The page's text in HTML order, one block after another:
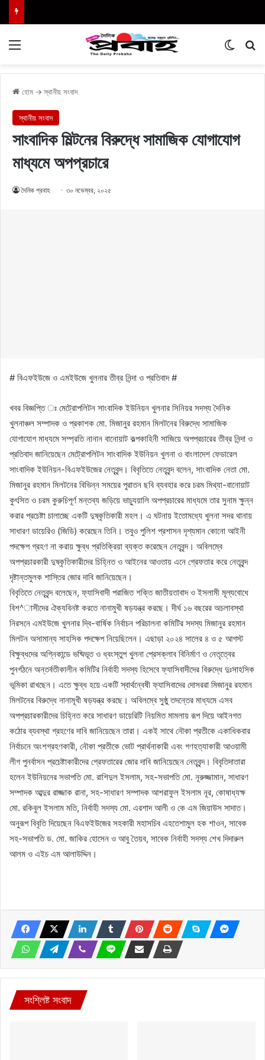
হোম → স্থানীয় সংবাদ
স্থানীয় সংবাদ
সাংবাদিক মিল্টনের বিরুদ্ধে সামাজিক যোগাযোগ
মাধ্যমে অপপ্রচারে
দৈনিক প্রবাহ ৩০ নভেম্বর, ২০২৫
# বিএফইউজে ও এমইউজে খুলনার তীব্র নিন্দা ও প্রতিবাদ #
খবর বিজ্ঞপ্তি ঃ মেট্রোপলিটন সাংবাদিক ইউনিয়ন খুলনার সিনিয়র সদস্য দৈনিক
খুলনাঞ্চল সম্পাদক ও প্রকাশক মো. মিজানুর রহমান মিলটনের বিরুদ্ধে সামাজিক
যোগাযোগ মাধ্যমে সম্প্রতি নানান বানোয়াট কল্পকাহিনী সাজিয়ে অপপ্রচারের তীব্র নিন্দা ও
প্রতিবাদ জানিয়েছেন মেট্রোপলিটন সাংবাদিক ইউনিয়ন খুলনা ও বাংলাদেশ ফেডারেল
সাংবাদিক ইউনিয়ন-বিএফইউজের নেতৃবৃন্দ। বিবৃতিতে নেতৃবৃন্দ বলেন, সাংবাদিক নেতা মো.
মিজানুর রহমান মিলটনের বিভিন্ন সময়ের পুরাতন ছবি ব্যবহার করে চরম মিথ্যা-বানোয়াট
কুৎসিত ও চরম কুরুচিপূর্ণ মন্তব্য জড়িয়ে ভাচ্যুয়ালি অপপ্রচারের মাধ্যমে তার সুনাম ক্ষুন্ন
করার প্রচেষ্টা চালাচ্ছে একটি দুষ্কৃতিকারী মহল। এ ঘটনায় ইতোমধ্যে খুলনা সদর থানায়
সাধারণ ডায়েরিও (জিডি) করেছেন তিনি। তবুও পুলিশ প্রশাসন দৃশ্যমান কোনো আইনী
পদক্ষেপ গ্রহণ না করায় ক্ষুব্ধ প্রতিক্রিয়া ব্যক্ত করেছেন নেতৃবৃন্দ। অবিলম্বে
অপপ্রচারকারী দুষ্কৃতিকারীদের চিহ্নিত ও আইনের আওতায় এনে গ্রেফতার করে নেতৃবৃন্দ
দৃষ্টান্তমুলক শাস্তির জোর দাবি জানিয়েছেন।
বিবৃতিতে নেতৃবৃন্দ বলেছেন, ফ্যাসিবাদী পরাজিত শক্তি জাতীয়তাবাদ ও ইসলামী মূল্যবোধে
বিশ^াসীদের ঐক্যবিনষ্ট করতে নানামুখী ষড়যন্ত্র করছে। দীর্ঘ ১৬ বছরের অচলাবস্থা
নিরসনে এমইউজে খুলনার দ্বি-বার্ষিক নির্বাচন পরিচালনা কমিটির সদস্য মিজানুর রহমান
মিলটন অসামান্য সাহসিক পদক্ষেপ নিয়েছিলেন। এছাড়া ২০২৪ সালের ৪ ও ৫ আগস্ট
বিক্ষুব্ধদের অগ্নিকান্ডে ভষ্মিভূত ও ধ্বংস্তুপ খুলনা প্রেসক্লাব বিনির্মাণ ও নেতৃত্বের
পুনর্গঠনে অন্তর্বতীকালীন কমিটির নির্বাহী সদস্য হিসেবে ফ্যাসিবাদীদের বিরুদ্ধে দুঃসাহসিক
ভূমিকা রাখছেন। এতে ক্ষুব্ধ হয়ে একটি স্বার্থন্বেষী ফ্যাসিবাদের দোসররা মিজানুর রহমান
মিলটনের বিরুদ্ধে নানামূখী ষড়যন্ত্র করছে। অবিলম্বে সুষ্ঠু তদন্তের মাধ্যমে এসব
অপপ্রচারকারীদের চিহ্নিত করে সাধারণ ডায়েরিটি নিয়মিত মামলায় রূপ দিয়ে আইনগত
কঠোর ব্যবস্থা গ্রহণের দাবি জানিয়েছেন তারা। একই সাথে নৌকা প্রতীকে একাধিকবার
নির্বাচনে অংশগ্রহণকারী, নৌকা প্রতীকে ভোট প্রার্থনাকারী এবং গণহত্যাকারী আওয়ামী
লীগ পুনর্বাসন প্রচেষ্টাকারীদের গ্রেফতারের জোর দাবি জানিয়েছেন নেতৃবৃন্দ। বিবৃতিদাতারা
হলেন ইউনিয়নের সভাপতি মো. রাশিদুল ইসলাম, সহ-সভাপতি মো. নূরুজ্জামান, সাধারণ
সম্পাদক আব্দুর রাজ্জাক রানা, সহ-সাধারণ সম্পাদক আশরাফুল ইসলাম নূর, কোষাধ্যক্ষ
মো. রকিবুল ইসলাম মতি, নির্বাহী সদস্য মো. এরশাদ আলী ও কে এম জিয়াউস সাদাত।
অনুরূপ বিবৃতি দিয়েছেন বিএফইউজের সহকারী মহাসচিব এহতেশামুল হক শাওন, সাবেক
সহ-সভাপতি ড. মো. জাকির হোসেন ও আবু তৈয়ব, সাবেক নির্বাহী সদস্য শেখ দিদারুল
আলম ও এইচ এম আলাউদ্দিন।
সংশ্লিষ্ট সংবাদ